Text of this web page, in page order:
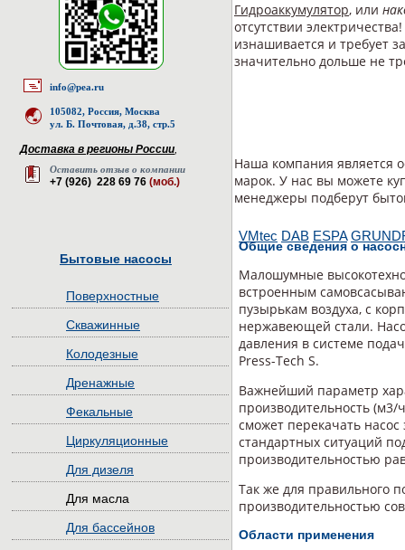
info@pea.ru
105082, Россия, Москва
ул. Б. Почтовая, д.38, стр.5
Доставка в регионы России,
Оставить отзыв о компании
+7 (926) 228 69 76 (моб.)
Бытовые насосы
Поверхностные
Скважинные
Колодезные
Дренажные
Фекальные
Циркуляционные
Для дизеля
Для масла
Для бассейнов
Гидроаккумулятор, или
отсутствии
изнашивается и требует
значительно дольше не
Наша компания является
марок. У нас вы можете
менеджеры подберут
VMtec DAB ESPA
Общие сведения о
Малошумные
встроенным
пузырькам воздуха, с
нержавеющей стали.
давления в системе
Press-Tech S.
Важнейший параметр
производительность (м3/
сможет перекачать
стандартных ситуаций
производительностью
Так же для правильного
производительностью
Области применения